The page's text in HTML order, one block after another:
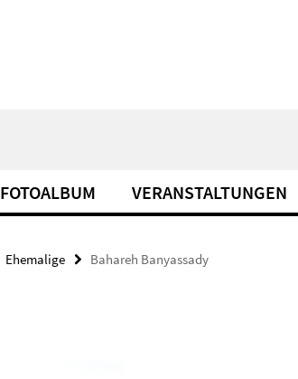
FOTOALBUM VERANSTALTUNGEN
Ehemalige Bahareh Banyassady